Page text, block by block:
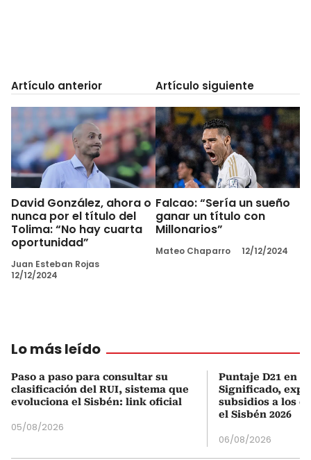
Artículo anterior
David González, ahora o
nunca por el título del
Tolima: “No hay cuarta
oportunidad”
Juan Esteban Rojas
12/12/2024
Artículo siguiente
Falcao: “Sería un sueño
ganar un título con
Millonarios”
Mateo Chaparro 12/12/2024
Lo más leído
Paso a paso para consultar su
clasificación del RUI, sistema que
evoluciona el Sisbén: link oficial
05/08/2026
Puntaje D21 en
Significado,
subsidios a los
el Sisbén 2026
06/08/2026